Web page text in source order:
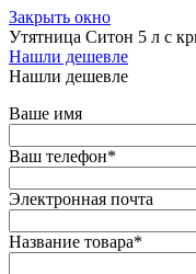
Закрыть окно
Утятница Ситон 5 л с
Нашли дешевле
Нашли дешевле
Ваше имя
Ваш телефон*
Электронная почта
Название товара*